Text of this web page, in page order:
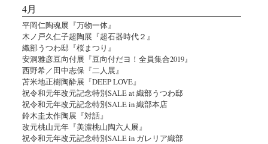
4月
平岡仁陶魂展『万物一体』
木ノ戸久仁子超陶展『超石器時代２』
織部うつわ邸『桜まつり』
安洞雅彦豆向付展『豆向付だヨ！全員集合2019』
西野希／田中志保『二人展』
苫米地正樹陶酔展『DEEP LOVE』
祝令和元年改元記念特別SALE at 織部うつわ邸
祝令和元年改元記念特別SALE in 織部本店
鈴木圭太作陶展『対話』
改元桃山元年『美濃桃山陶六人展』
祝令和元年改元記念特別SALE in ガレリア織部